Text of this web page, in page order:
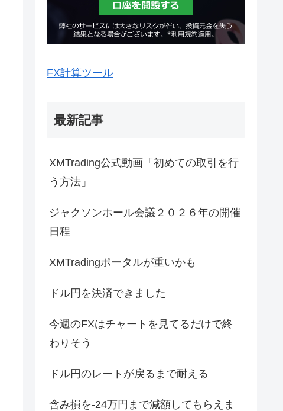
FX計算ツール
最新記事
XMTrading公式動画「初めての取引を行
う方法」
ジャクソンホール会議２０２６年の開催
日程
XMTradingポータルが重いかも
ドル円を決済できました
今週のFXはチャートを見てるだけで終
わりそう
ドル円のレートが戻るまで耐える
含み損を-24万円まで減額してもらえま